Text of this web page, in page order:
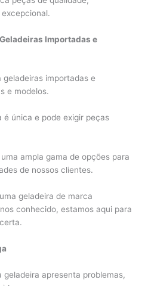
Importadas e
importadas e
e modelos.
é única e pode exigir peças
ampla gama de opções para
de nossos clientes.
geladeira de marca
conhecido, estamos aqui para
geladeira apresenta problemas,